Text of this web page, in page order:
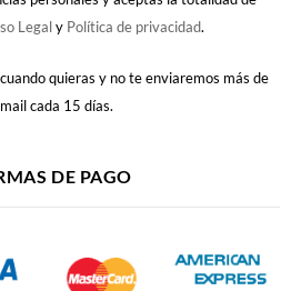
Legaly Política de privacidad.
quieras y no te enviaremos más de
cada 15 días.
DE PAGO